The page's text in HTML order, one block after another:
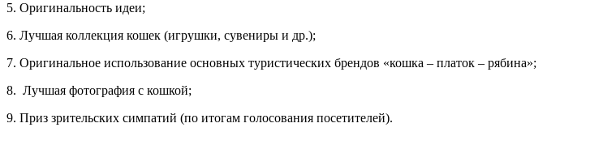
5. Оригинальность идеи;
6. Лучшая коллекция кошек (игрушки, сувениры и др.);
7. Оригинальное использование основных туристических брендов «кошка – платок – рябина»;
8. Лучшая фотография с кошкой;
9. Приз зрительских симпатий (по итогам голосования посетителей).